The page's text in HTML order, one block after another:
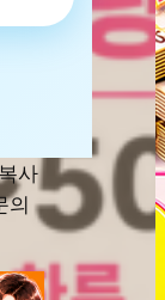
사
의